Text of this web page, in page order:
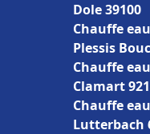
Dole 39100
Chauffe
Plessis
Chauffe
Clamart
Chauffe
Lutterbach